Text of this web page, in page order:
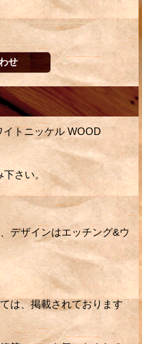
イトニッケル WOOD
さい。
デザインはエッチング&ウ
は、掲載されております